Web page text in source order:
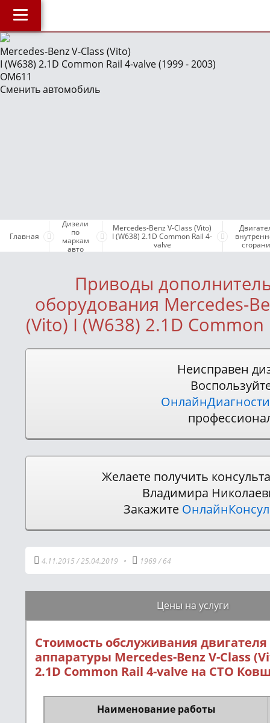
J
О компании
Наши услуги
Поддержка проекта и оплата услуг
Mercedes-Benz V-Class (Vito)
I (W638) 2.1D Common Rail 4-valve (1999 - 2003)
OM611
Сменить автомобиль
Главная
Дизели
по
маркам
авто
Mercedes-Benz V-Class (Vito)
I (W638) 2.1D Common Rail 4-
valve
Приводы
оборудования Mercedes-
(Vito) I (W638) 2.1D Common
Неисправен
Желаете получить
Владимира
Закажите
4.11.2015 /25.04.2019 • 1969 /64
Цены на услуги
Стоимость обслуживания
аппаратуры Mercedes-Benz V-Class
2.1D Common Rail 4-valve на СТО
Наименование работы